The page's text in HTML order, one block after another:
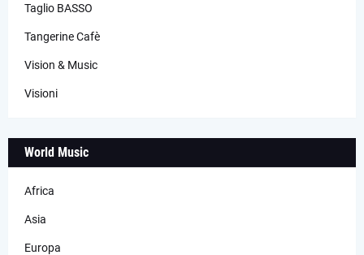
Taglio BASSO
Tangerine Cafè
Vision & Music
Visioni
World Music
Africa
Asia
Europa